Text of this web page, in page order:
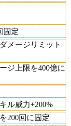
固定
メージリミット
ジ上限を400億に
ル威力+200%
200回に固定